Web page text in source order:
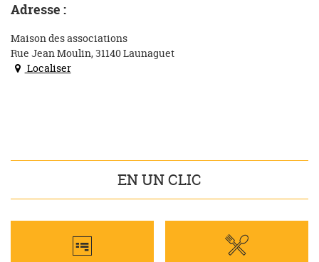
Adresse :
Maison des associations
Rue Jean Moulin, 31140 Launaguet
Localiser
EN UN CLIC